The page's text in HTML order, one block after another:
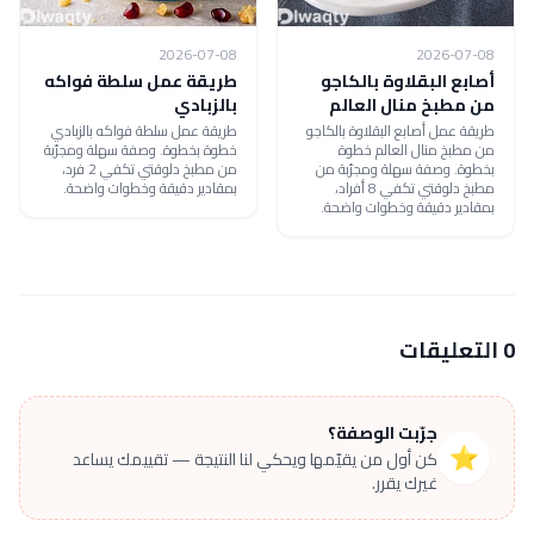
2026-07-08
أصابع البقلاوة بالكاجو
من مطبخ منال العالم
طريقة عمل أصابع البقلاوة بالكاجو
من مطبخ منال العالم خطوة
بخطوة. وصفة سهلة ومجرّبة من
مطبخ دلوقتي تكفي 8 أفراد،
بمقادير دقيقة وخطوات واضحة.
2026-07-08
طريقة عمل سلطة فواكه
بالزبادي
طريقة عمل سلطة فواكه بالزبادي
خطوة بخطوة. وصفة سهلة ومجرّبة
من مطبخ دلوقتي تكفي 2 فرد،
بمقادير دقيقة وخطوات واضحة.
0 التعليقات
⭐
جرّبت الوصفة؟
كن أول من يقيّمها ويحكي لنا النتيجة — تقييمك يساعد
غيرك يقرر.